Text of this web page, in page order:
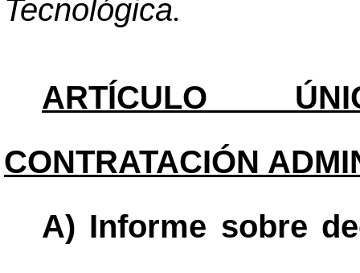
Tecnológica.
ARTÍCULO
CONTRATACIÓN
A) Informe sobre